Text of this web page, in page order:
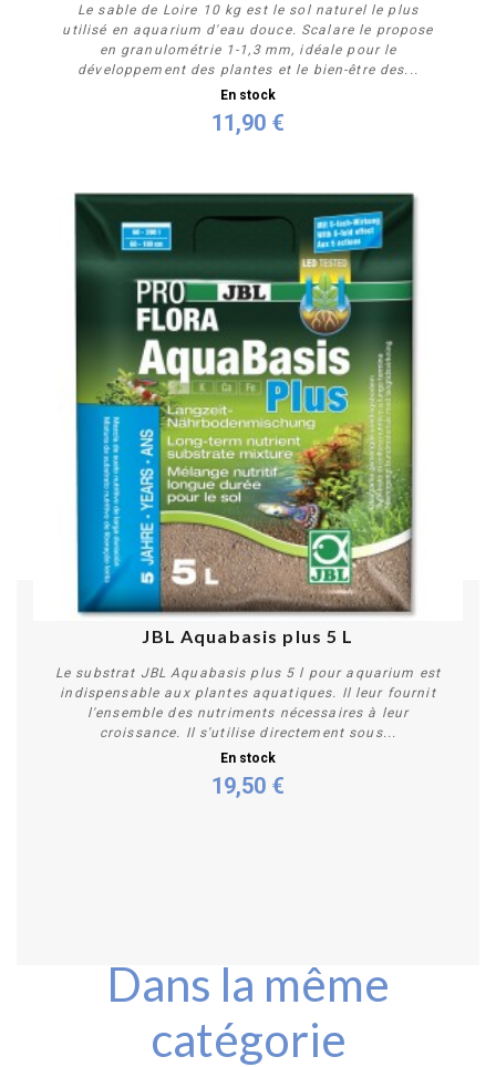
Le sable de Loire 10 kg est le sol naturel le plus
utilisé en aquarium d'eau douce. Scalare le propose
en granulométrie 1-1,3 mm, idéale pour le
développement des plantes et le bien-être des...
En stock
11,90 €
JBL Aquabasis plus 5 L
Le substrat JBL Aquabasis plus 5 l pour aquarium est
indispensable aux plantes aquatiques. Il leur fournit
l'ensemble des nutriments nécessaires à leur
croissance. Il s'utilise directement sous...
En stock
19,50 €
Dans la même
catégorie